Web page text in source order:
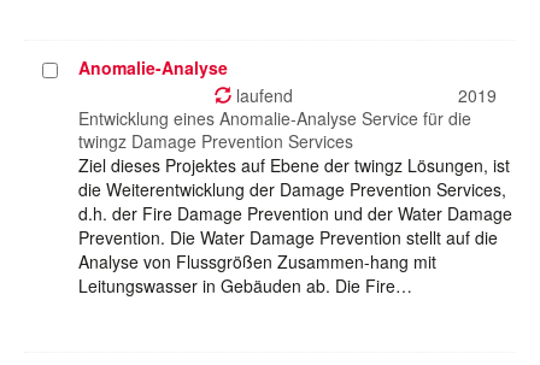
ProjektAnomalie-Analyse
laufend
2019
Entwicklung eines Anomalie-Analyse Service für die
twingz Damage Prevention Services
Ziel dieses Projektes auf Ebene der twingz Lösungen, ist
die Weiterentwicklung der Damage Prevention Services,
d.h. der Fire Damage Prevention und der Water Damage
Prevention. Die Water Damage Prevention stellt auf die
Analyse von Flussgrößen Zusammen-hang mit
Leitungswasser in Gebäuden ab. Die Fire…